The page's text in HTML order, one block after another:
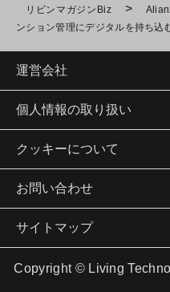
リビンマガジンBiz >
ンション管理にデジタルを持ち込
運営会社
個人情報の取り扱い
クッキーについて
お問い合わせ
サイトマップ
Copyright © Living